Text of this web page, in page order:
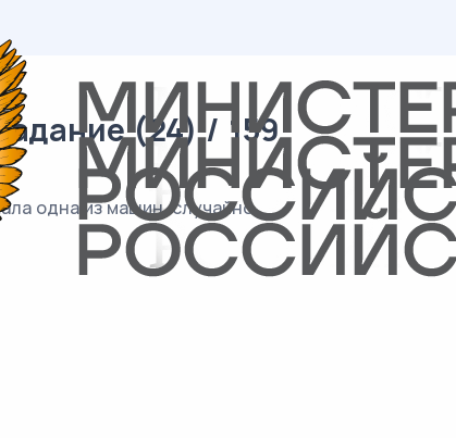
(24) / 159
одна из машин, случайно